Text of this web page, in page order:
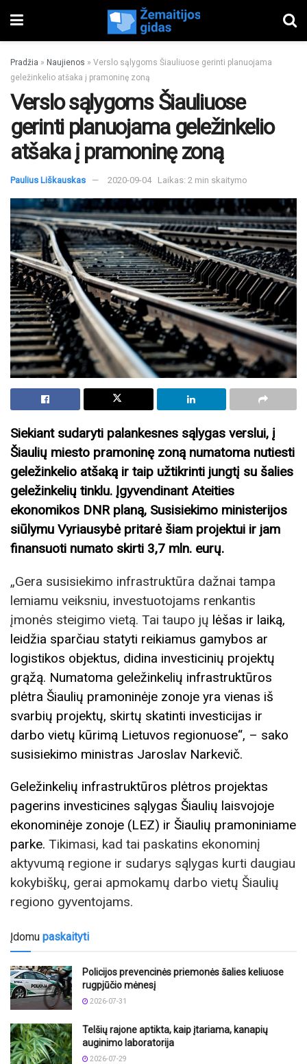
Pradžia » Naujienos » Verslo sąlygoms Šiauliuose gerinti planuojama
geležinkelio atšaka į pramoninę zoną
Verslo sąlygoms Šiauliuose
gerinti planuojama geležinkelio
atšaka į pramoninę zoną
Paulius Liškauskas 2020-09-04 Laikas: 2 min skaitymo
Siekiant sudaryti palankesnes sąlygas verslui, į
Šiaulių miesto pramoninę zoną numatoma nutiesti
geležinkelio atšaką ir taip užtikrinti jungtį su šalies
geležinkelių tinklu. Įgyvendinant Ateities
ekonomikos DNR planą, Susisiekimo ministerijos
siūlymu Vyriausybė pritarė šiam projektui ir jam
finansuoti numato skirti 3,7 mln. eurų.
„Gera susisiekimo infrastruktūra dažnai tampa
lemiamu veiksniu, investuotojams renkantis
įmonės steigimo vietą. Tai taupo jų lėšas ir laiką,
leidžia sparčiau statyti reikiamus gamybos ar
logistikos objektus, didina investicinių projektų
grąžą. Numatoma geležinkelių infrastruktūros
plėtra Šiaulių pramoninėje zonoje yra vienas iš
svarbių projektų, skirtų skatinti investicijas ir
darbo vietų kūrimą Lietuvos regionuose“, – sako
susisiekimo ministras Jaroslav Narkevič.
Geležinkelių infrastruktūros plėtros projektas
pagerins investicines sąlygas Šiaulių laisvojoje
ekonominėje zonoje (LEZ) ir Šiaulių pramoniniame
parke. Tikimasi, kad tai paskatins ekonominį
aktyvumą regione ir sudarys sąlygas kurti daugiau
kokybiškų, gerai apmokamų darbo vietų Šiaulių
regiono gyventojams.
Įdomu paskaityti
Policijos prevencinės priemonės šalies keliuose
rugpjūčio mėnesį
2026-07-31
Telšių rajone aptikta, kaip įtariama, kanapių
auginimo laboratorija
2026-07-29